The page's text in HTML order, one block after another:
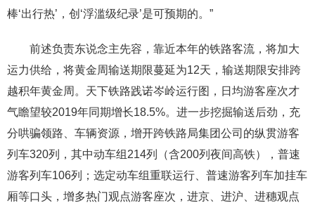
棒‘出行热’，创‘浮滥级纪录’是可预期的。”
前述负责东说念主先容，靠近本年的铁路客流，将加大
运力供给，将黄金周输送期限蔓延为12天，输送期限安排跨
越积年黄金周。天下铁路践诺岑岭运行图，日均游客座次才
气瞻望较2019年同期增长18.5%。进一步挖掘输送后劲，充
分哄骗领路、车辆资源，增开跨铁路局集团公司的纵贯游客
列车320列，其中动车组214列（含200列夜间高铁），普速
游客列车106列；选定动车组重联运行、普速游客列车加挂车
厢等口头，增多热门观点游客座次，进京、进沪、进穗观点